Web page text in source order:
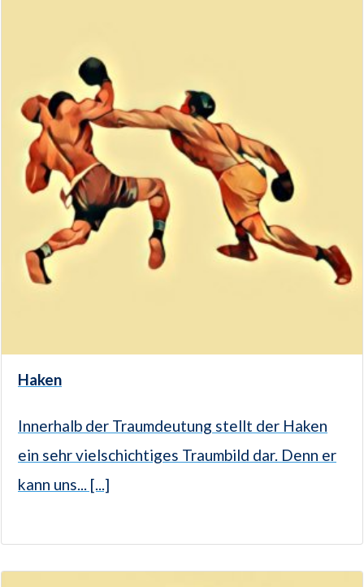
Haken
Innerhalb der Traumdeutung stellt der Haken
ein sehr vielschichtiges Traumbild dar. Denn er
kann uns... [...]